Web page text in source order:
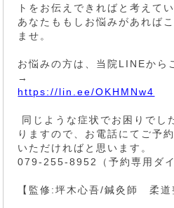
トをお伝えできればと考えてい
あなたももしお悩みがあれば
ませ。
お悩みの方は、当院LINEから
→
https://lin.ee/OKHMNw4
同じような症状でお困りでし
りますので、お電話にてご予約
いただければと思います。
079-255-8952（予約専用ダイ
【監修:坪木心吾/鍼灸師 柔道